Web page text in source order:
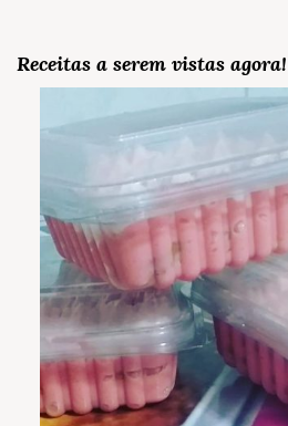
Receitas a serem vistas agora!